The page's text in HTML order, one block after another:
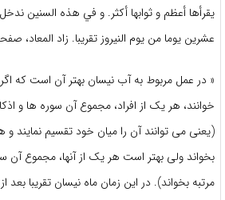
يقرأها أعظم و ثوابها أكثر. و في هذه السنين
عشرين يوما من يوم النيروز تقريبا. زاد المعاد، صفحة
« در عمل مربوط به آب نیسان بهتر آن است که
خوانند، هر یک از افراد، مجموع آن سوره ها و
(یعنى مى توانند آن را میان خود تقسیم نمایند و
بخواند ولى بهتر است هر یک از آنها، مجموع آن
مرتبه بخواند). در اين زمان ماه نيسان تقريبا بعد